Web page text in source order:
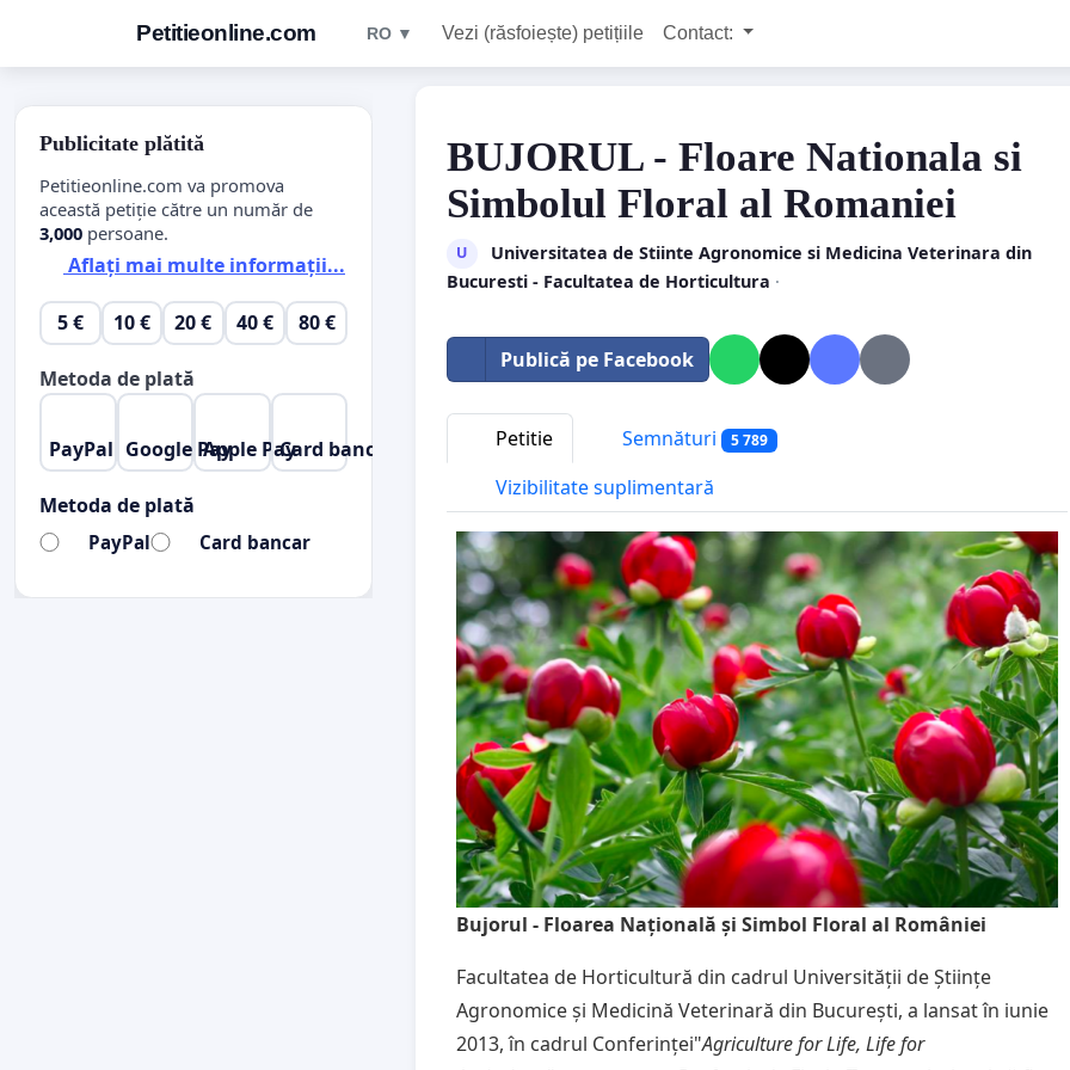
Petitieonline.com RO ▼ Vezi (răsfoiește) petițiile Contact:
BUJORUL - Floare Nationala si
Simbolul Floral al Romaniei
U
Universitatea de Stiinte Agronomice si Medicina Veterinara din
Bucuresti - Facultatea de Horticultura ·
Publică pe Facebook
Petitie Semnături 5 789
Vizibilitate suplimentară
Bujorul - Floarea Națională și Simbol Floral al României
Facultatea de Horticultură din cadrul Universității de Științe
Agronomice și Medicină Veterinară din București, a lansat în iunie
2013, în cadrul Conferinței"Agriculture for Life, Life for
Publicitate plătită
Petitieonline.com va promova
această petiție către un număr de
3,000 persoane.
Aflați mai multe informații...
5 € 10 € 20 € 40 € 80 €
Metoda de plată
PayPal Google PayApple PayCard bancar
Metoda de plată
PayPal Card bancar